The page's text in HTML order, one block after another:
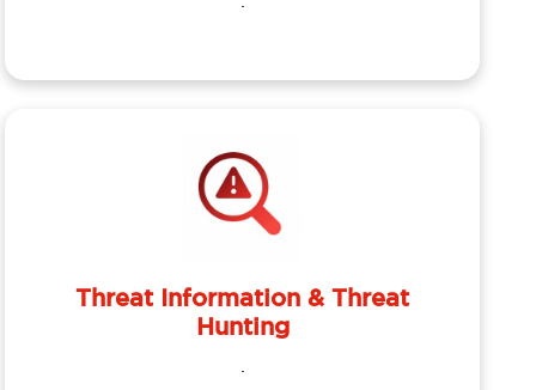
.
Threat Information & Threat
Hunting
.